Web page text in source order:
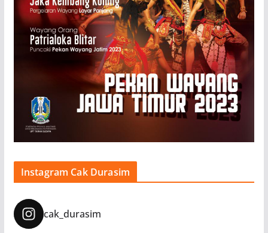
Instagram Cak Durasim
cak_durasim